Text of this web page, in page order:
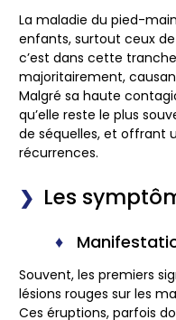
La maladie du pied-
enfants, surtout ceux
c’est dans cette tranche
majoritairement,
Malgré sa haute
qu’elle reste le plus
de séquelles, et offrant
récurrences.
Les
Souvent, les premiers
lésions rouges sur les
Ces éruptions, parfois